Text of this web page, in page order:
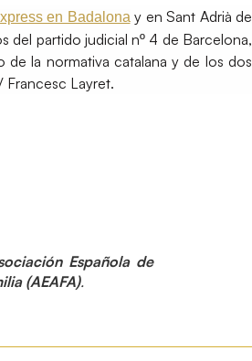
en Badalonay en Sant Adrià de
del partido judicial nº 4 de Barcelona,
la normativa catalana y de los dos
Francesc Layret.
Española de
(AEAFA).